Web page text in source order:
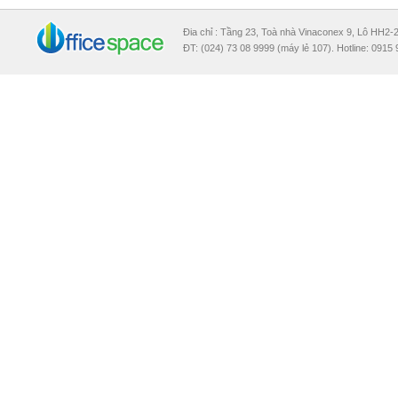
Đia chỉ : Tầng 23, Toà nhà Vinaconex 9, Lô
ĐT: (024) 73 08 9999 (máy lẻ 107). Hotline: 0915